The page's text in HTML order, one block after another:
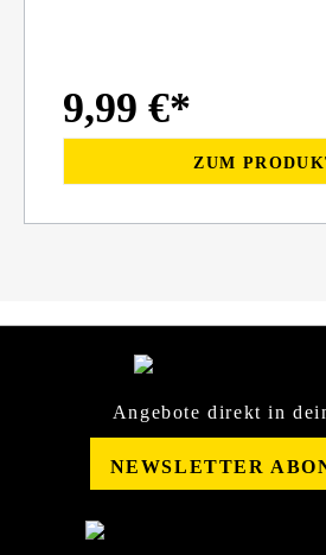
9,99 €*
ZUM
Angebote direkt in
NEWSLETTER